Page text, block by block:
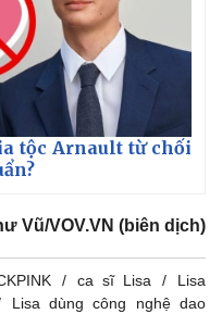
tộc Arnault từ chối
Vũ/VOV.VN (biên dịch)
ca sĩ Lisa
Lisa
Lisa dùng công nghệ dao